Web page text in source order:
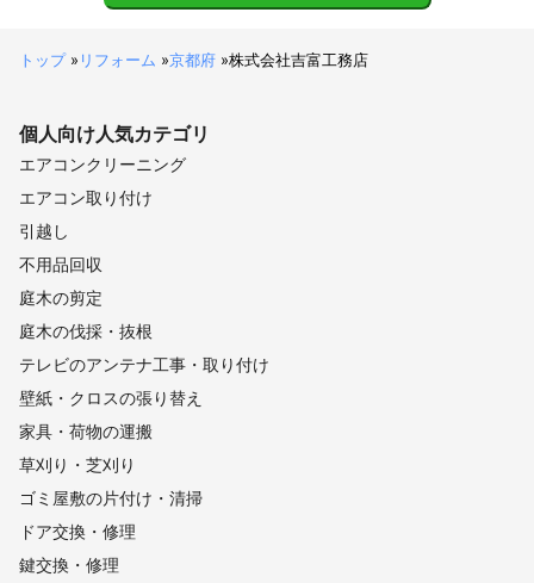
トップ» リフォーム »京都府 »株式会社吉富工務店
個人向け人気カテゴリ
エアコンクリーニング
エアコン取り付け
引越し
不用品回収
庭木の剪定
庭木の伐採・抜根
テレビのアンテナ工事・取り付け
壁紙・クロスの張り替え
家具・荷物の運搬
草刈り・芝刈り
ゴミ屋敷の片付け・清掃
ドア交換・修理
鍵交換・修理